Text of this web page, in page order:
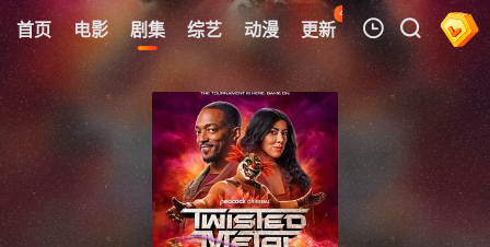
首页 电影 剧集 综艺 动漫 更新
42
热榜 APP
我的观影记录